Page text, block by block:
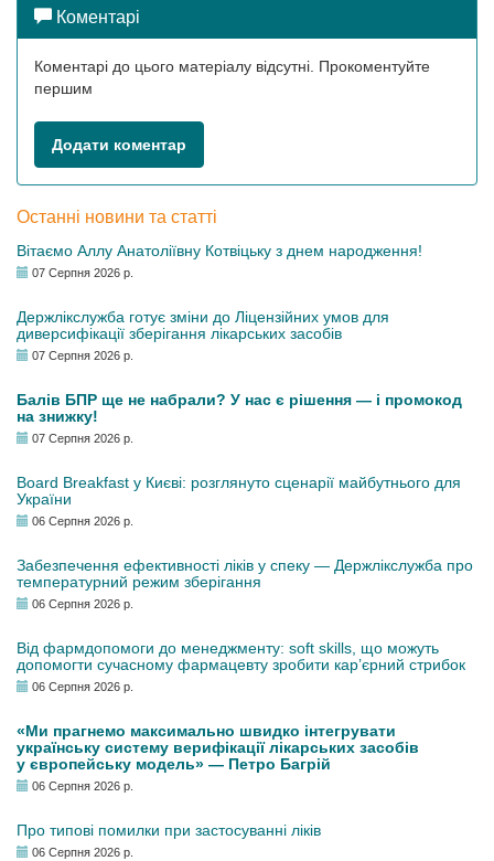
Коментарі
Коментарі до цього матеріалу відсутні. Прокоментуйте
першим
Додати коментар
Останні новини та статті
Вітаємо Аллу Анатоліївну Котвіцьку з днем народження!
07 Серпня 2026 р.
Держлікслужба готує зміни до Ліцензійних умов для
диверсифікації зберігання лікарських засобів
07 Серпня 2026 р.
Балів БПР ще не набрали? У нас є рішення — і промокод
на знижку!
07 Серпня 2026 р.
Board Breakfast у Києві: розглянуто сценарії майбутнього для
України
06 Серпня 2026 р.
Забезпечення ефективності ліків у спеку — Держлікслужба про
температурний режим зберігання
06 Серпня 2026 р.
Від фармдопомоги до менеджменту: soft skills, що можуть
допомогти сучасному фармацевту зробити кар’єрний стрибок
06 Серпня 2026 р.
«Ми прагнемо максимально швидко інтегрувати
українську систему верифікації лікарських засобів
у європейську модель» — Петро Багрій
06 Серпня 2026 р.
Про типові помилки при застосуванні ліків
06 Серпня 2026 р.